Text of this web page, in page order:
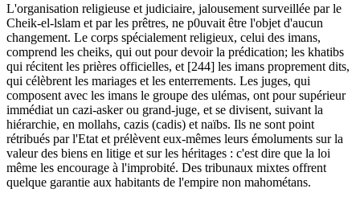
L'organisation religieuse et judiciaire, jalousement surveillée par le
Cheik-el-lslam et par les prêtres, ne p0uvait être l'objet d'aucun
changement. Le corps spécialement religieux, celui des imans,
comprend les cheiks, qui out pour devoir la prédication; les khatibs
qui récitent les prières officielles, et [244] les imans proprement dits,
qui célèbrent les mariages et les enterrements. Les juges, qui
composent avec les imans le groupe des ulémas, ont pour supérieur
immédiat un cazi-asker ou grand-juge, et se divisent, suivant la
hiérarchie, en mollahs, cazis (cadis) et naïbs. Ils ne sont point
rétribués par l'Etat et prélèvent eux-mêmes leurs émoluments sur la
valeur des biens en litige et sur les héritages : c'est dire que la loi
même les encourage à l'improbité. Des tribunaux mixtes offrent
quelque garantie aux habitants de l'empire non mahométans.